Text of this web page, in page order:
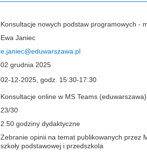
Konsultacje nowych podstaw programowych -
Ewa Janiec
e.janiec@eduwarszawa.pl
02 grudnia 2025
02-12-2025, godz. 15:30-17:30
Konsultacje online w MS Teams (eduwarszawa)
23/30
2.50 godziny dydaktyczne
Zebranie opinii na temat publikowanych przez
szkoły podstawowej i przedszkola